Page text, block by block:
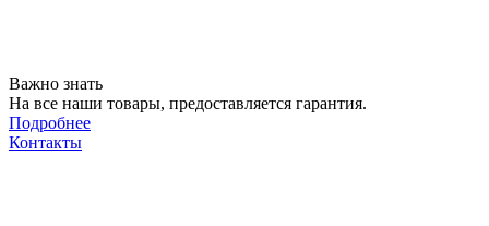
Важно знать
На все наши товары, предоставляется гарантия.
Подробнее
Контакты